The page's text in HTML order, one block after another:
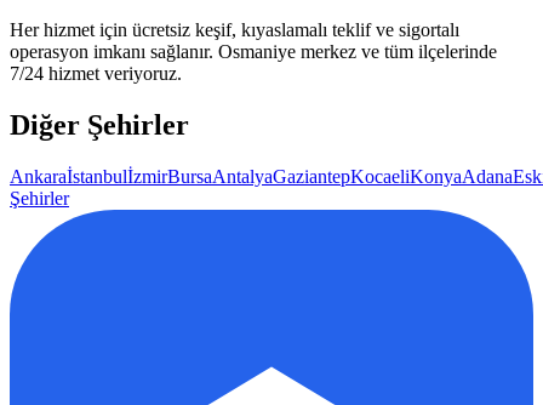
Her hizmet için ücretsiz keşif, kıyaslamalı teklif ve sigortalı
operasyon imkanı sağlanır. Osmaniye merkez ve tüm ilçelerinde
7/24 hizmet veriyoruz.
Diğer Şehirler
AnkaraİstanbulİzmirBursaAntalyaGaziantepKocaeliKonyaAdana
Şehirler